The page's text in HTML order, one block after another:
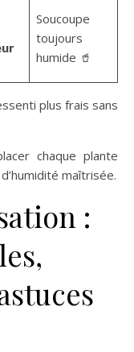
Soucoupe
toujours
humide 🥤
plus frais sans
chaque plante
maîtrisée.
: